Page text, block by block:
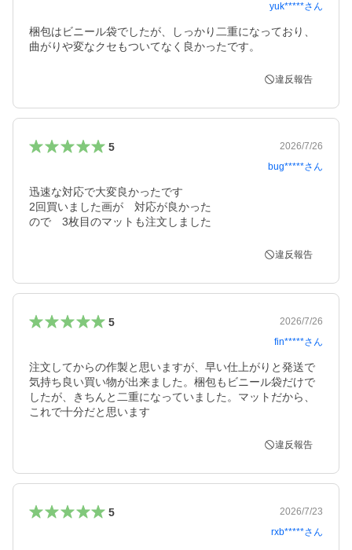
yuk*****さん
梱包はビニール袋でしたが、しっかり二重になっており、
曲がりや変なクセもついてなく良かったです。
違反報告
5
2026/7/26
bug*****さん
迅速な対応で大変良かったです
2回買いました画が　対応が良かった
ので　3枚目のマットも注文しました
違反報告
5
2026/7/26
fin*****さん
注文してからの作製と思いますが、早い仕上がりと発送で
気持ち良い買い物が出来ました。梱包もビニール袋だけで
したが、きちんと二重になっていました。マットだから、
これで十分だと思います
違反報告
5
2026/7/23
rxb*****さん